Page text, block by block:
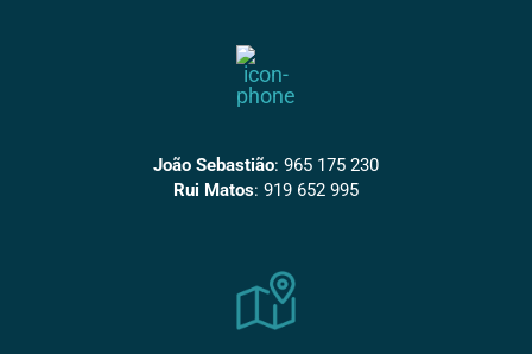
João Sebastião: 965 175 230
Rui Matos: 919 652 995